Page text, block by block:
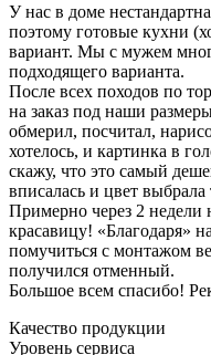
У нас в доме
поэтому готовые кухни
вариант. Мы с мужем
подходящего варианта.
После всех походов по
на заказ под наши
обмерил, посчитал,
хотелось, и картинка в
скажу, что это самый
вписалась и цвет
Примерно через 2
красавицу! «Благодаря»
помучиться с монтажом
получился отменный.
Большое всем спасибо!
Качество продукции
Уровень сервиса